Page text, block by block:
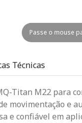
Passe o mouse
Técnicas
Titan M22 para
movimentação e
e confiável em